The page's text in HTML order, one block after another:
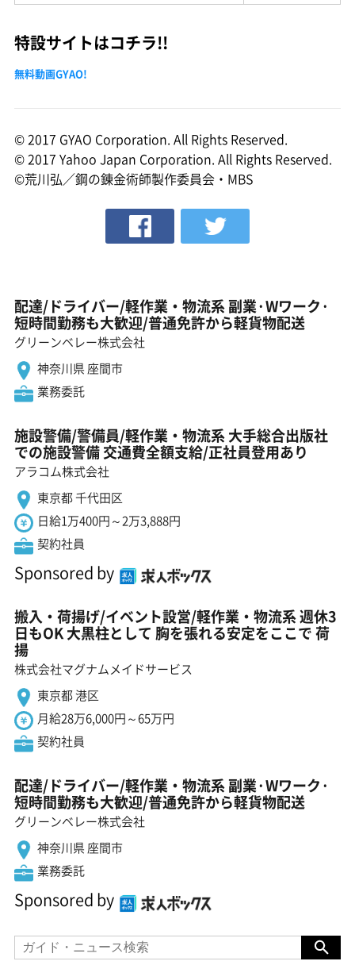
特設サイトはコチラ!!
無料動画GYAO!
© 2017 GYAO Corporation. All Rights Reserved.
© 2017 Yahoo Japan Corporation. All Rights Reserved.
©荒川弘／鋼の錬金術師製作委員会・MBS
配達/ドライバー/軽作業・物流系 副業·Wワーク·
短時間勤務も大歓迎/普通免許から軽貨物配送
グリーンベレー株式会社
神奈川県 座間市
業務委託
施設警備/警備員/軽作業・物流系 大手総合出版社
での施設警備 交通費全額支給/正社員登用あり
アラコム株式会社
東京都 千代田区
日給1万400円～2万3,888円
契約社員
Sponsored by
搬入・荷揚げ/イベント設営/軽作業・物流系 週休3
日もOK 大黒柱として 胸を張れる安定をここで 荷
揚
株式会社マグナムメイドサービス
東京都 港区
月給28万6,000円～65万円
契約社員
配達/ドライバー/軽作業・物流系 副業·Wワーク·
短時間勤務も大歓迎/普通免許から軽貨物配送
グリーンベレー株式会社
神奈川県 座間市
業務委託
Sponsored by